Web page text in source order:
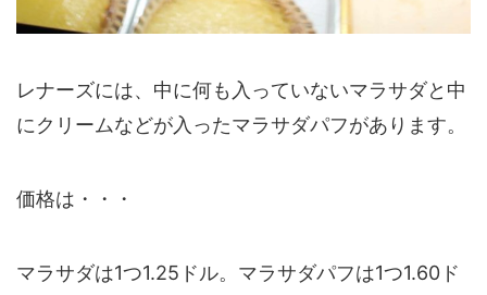
レナーズには、中に何も入っていないマラサダと中
にクリームなどが入ったマラサダパフがあります。
価格は・・・
マラサダは1つ1.25ドル。マラサダパフは1つ1.60ド